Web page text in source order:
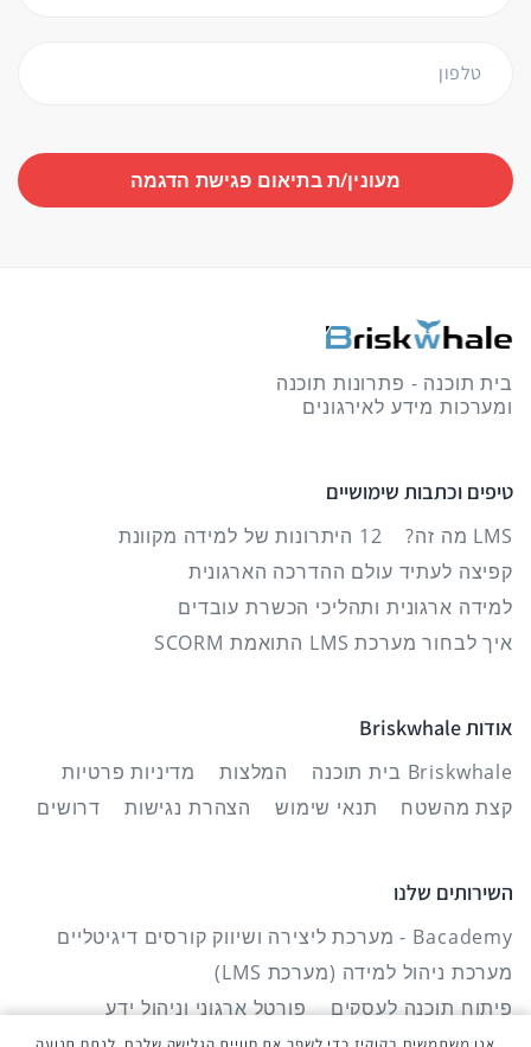
טלפון
מעונין/ת בתיאום פגישת הדגמה
בית תוכנה - פתרונות תוכנה
ומערכות מידע לאירגונים
טיפים וכתבות שימושיים
LMS מה זה?
12 היתרונות של למידה מקוונת
קפיצה לעתיד עולם ההדרכה הארגונית
למידה ארגונית ותהליכי הכשרת עובדים
איך לבחור מערכת LMS התואמת SCORM
אודות Briskwhale
Briskwhale בית תוכנה המלצות
מדיניות פרטיות
קצת מהשטח
תנאי שימוש הצהרת נגישות דרושים
השירותים שלנו
Bacademy - מערכת ליצירה ושיווק קורסים דיגיטליים
מערכת ניהול למידה (מערכת LMS)
פיתוח תוכנה לעסקים
פורטל ארגוני וניהול ידע